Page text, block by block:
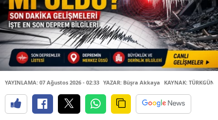
YAYINLAMA: 07 Ağustos 2026 - 02:33 YAZAR: Büşra Akkaya KAYNAK: TÜRKGÜN